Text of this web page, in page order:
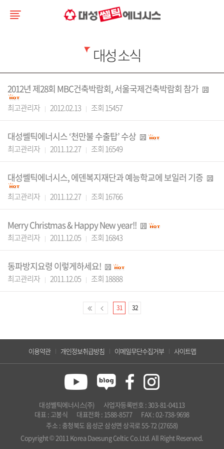
대성 소식
2012년 제28회 MBC건축박람회, 서울국제건축박람회 참가
최고관리자 2012.02.13 조회 15457
대성쎌틱에너시스 ‘천만불 수출탑’ 수상
최고관리자 2011.12.27 조회 16549
대성쎌틱에너시스, 에덴복지재단과 예능학교에 보일러 기증
최고관리자 2011.12.27 조회 16766
Merry Christmas & Happy New year!!
최고관리자 2011.12.05 조회 16843
동파방지요령 이렇게하세요!
최고관리자 2011.12.05 조회 18888
31 32
이용약관 개인정보취급방침 이메일무단수집거부 사이트맵
대성쎌틱에너시스(주)
사업자등록번호 : 303-81-04113
대표 : 고봉식
대표전화 : 1588-8577
FAX : 02-738-9698
주소 : 충청북도 음성군 삼성면 상곡로 55-72 (27658)
Copyright © 2011 Korea Daesung Celtic Co.Ltd. All Right Reserved.